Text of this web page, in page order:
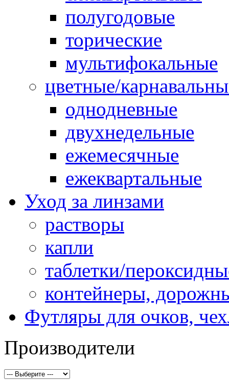
полугодовые
торические
мультифокальные
цветные/
однодневные
двухнедельные
ежемесячные
ежеквартальные
Уход за линзами
растворы
капли
таблетки/
контейнеры,
Футляры для очков,
Производители